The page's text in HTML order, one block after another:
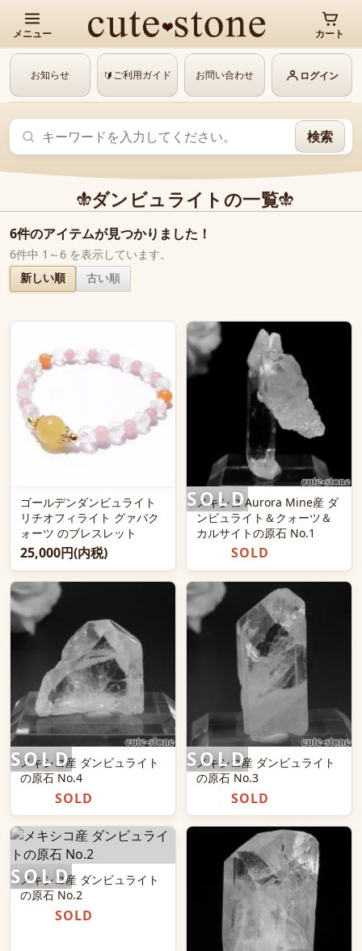
メニュー カート
お知らせ 🔰ご利用ガイド お問い合わせ ログイン
検索
ダンビュライトの一覧
6件のアイテムが見つかりました！
6件中 1～6 を表示しています。
新しい順
古い順
ゴールデンダンビュライト
リチオフィライト グァバク
ォーツ のブレスレット
25,000円(内税)
メキシコ Aurora Mine産 ダ
ンビュライト＆クォーツ＆
カルサイトの原石 No.1
メキシコ産 ダンビュライト
の原石 No.4
メキシコ産 ダンビュライト
の原石 No.3
メキシコ産 ダンビュライト
の原石 No.2